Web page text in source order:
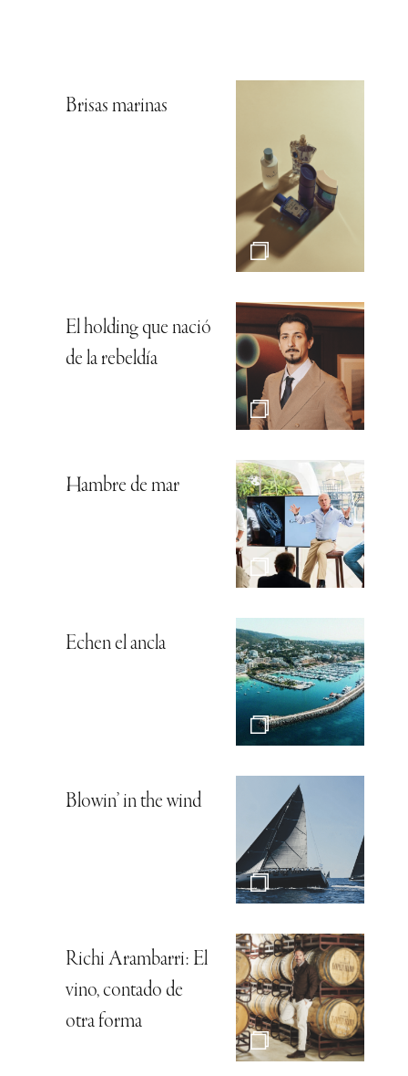
Brisas marinas
El holding que nació
de la rebeldía
Hambre de mar
Echen el ancla
Blowin’ in the wind
Richi Arambarri: El
vino, contado de
otra forma